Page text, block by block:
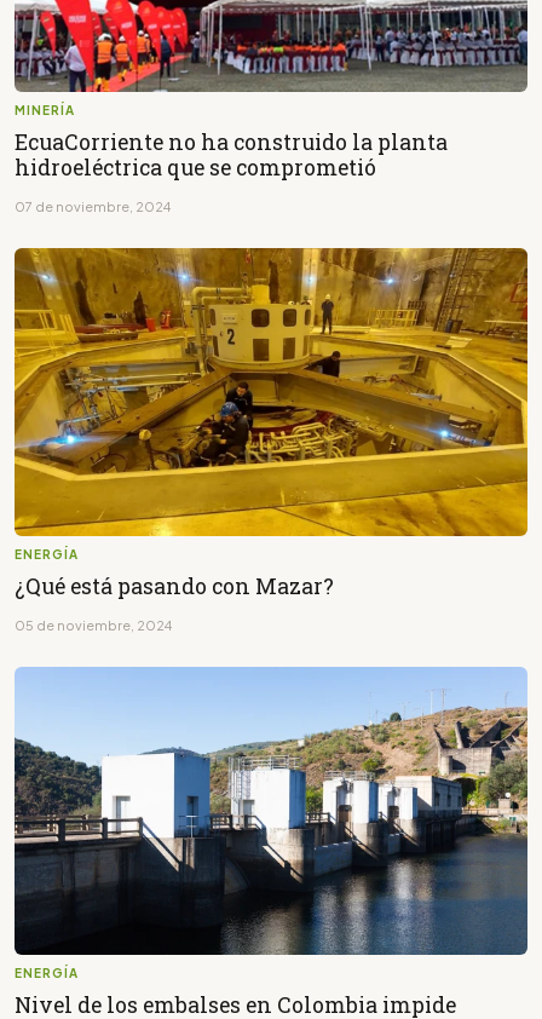
MINERÍA
EcuaCorriente no ha construido la planta
hidroeléctrica que se comprometió
07 de noviembre, 2024
ENERGÍA
¿Qué está pasando con Mazar?
05 de noviembre, 2024
ENERGÍA
Nivel de los embalses en Colombia impide